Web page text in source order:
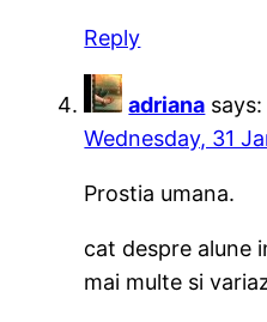
Reply
adriana says:
Wednesday, 31
Prostia umana.
cat despre alune
mai multe si